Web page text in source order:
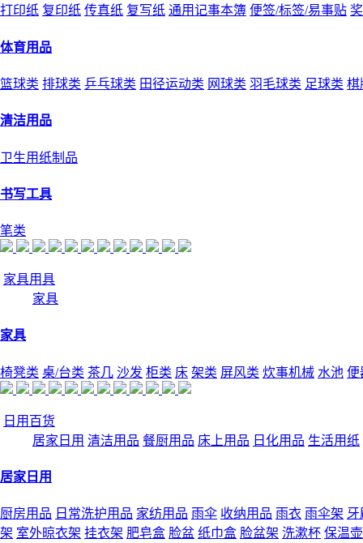
打印纸 复印纸 传真纸 复写纸 通用记事本簿 便签/标签/易事贴
体育用品
篮球类 排球类 乒乓球类 田径运动类 网球类 羽毛球类 足球类 棋
清洁用品
卫生用纸制品
书写工具
笔类
家具用具
家具
家具
椅凳类 桌/台类 茶几 沙发 柜类 床 架类 屏风类 炊事机械 水池 便
日用百货
居家日用 清洁用品 餐厨用品 床上用品 日化用品 生活用纸
居家日用
厨房用品 日常洗护用品 家纺用品 雨伞 收纳用品 雨衣 雨伞架 牙
架 室外晾衣架 挂衣架 肥皂盒 脸盆 纸巾盒 脸盆架 洗漱杯 保温